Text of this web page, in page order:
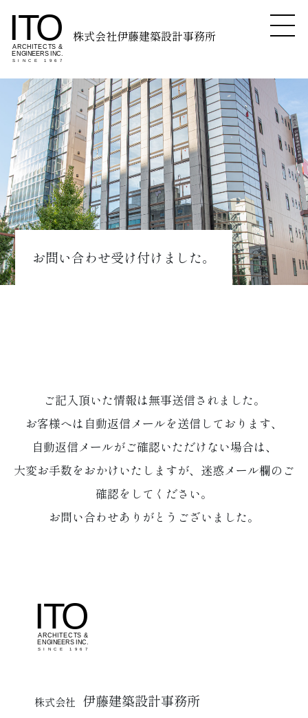
株式会社伊藤建築設計事務所
お問い合わせ受け付けました。
ご記入頂いた情報は無事送信されました。
お客様へは自動返信メールを送信しております、
自動返信メールがご確認いただけない場合は、
大変お手数をおかけいたしますが、迷惑メール欄のご
確認をしてください。
お問い合わせありがとうございました。
株式会社 伊藤建築設計事務所